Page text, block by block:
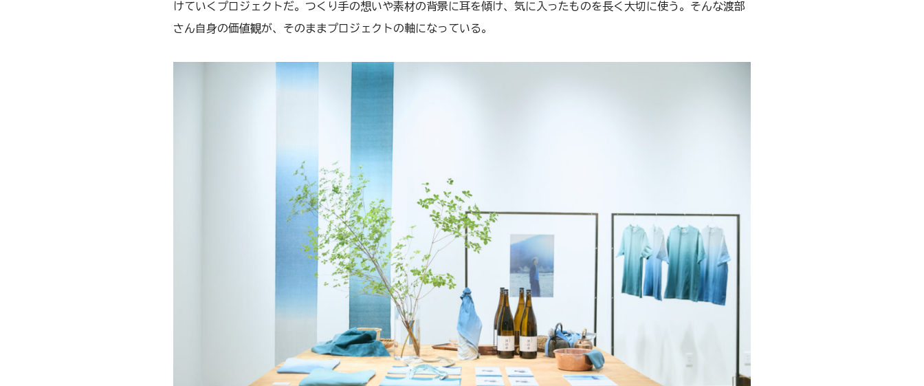
けていくプロジェクトだ。つくり手の想いや素材の背景に耳を傾け、気に入ったものを長く大切に使う。そんな渡部
さん自身の価値観が、そのままプロジェクトの軸になっている。